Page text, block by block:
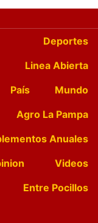
Deportes
Linea Abierta
País
Mundo
Agro La Pampa
Anuales
Videos
Entre Pocillos